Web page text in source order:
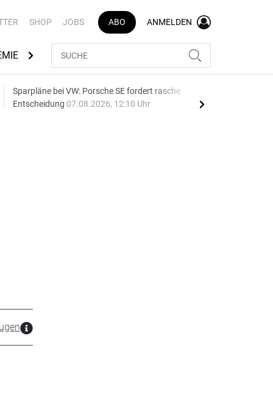
SHOP JOBS ABO ANMELDEN
AUTOMARKEN
Sparpläne bei VW: Porsche SE fordert rasche
Entscheidung 07.08.2026, 12:10 Uhr